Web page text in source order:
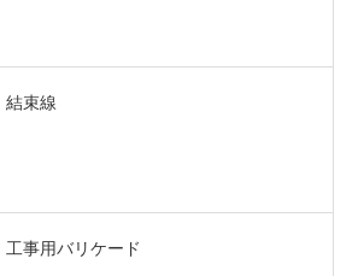
結束線
工事用バリケード